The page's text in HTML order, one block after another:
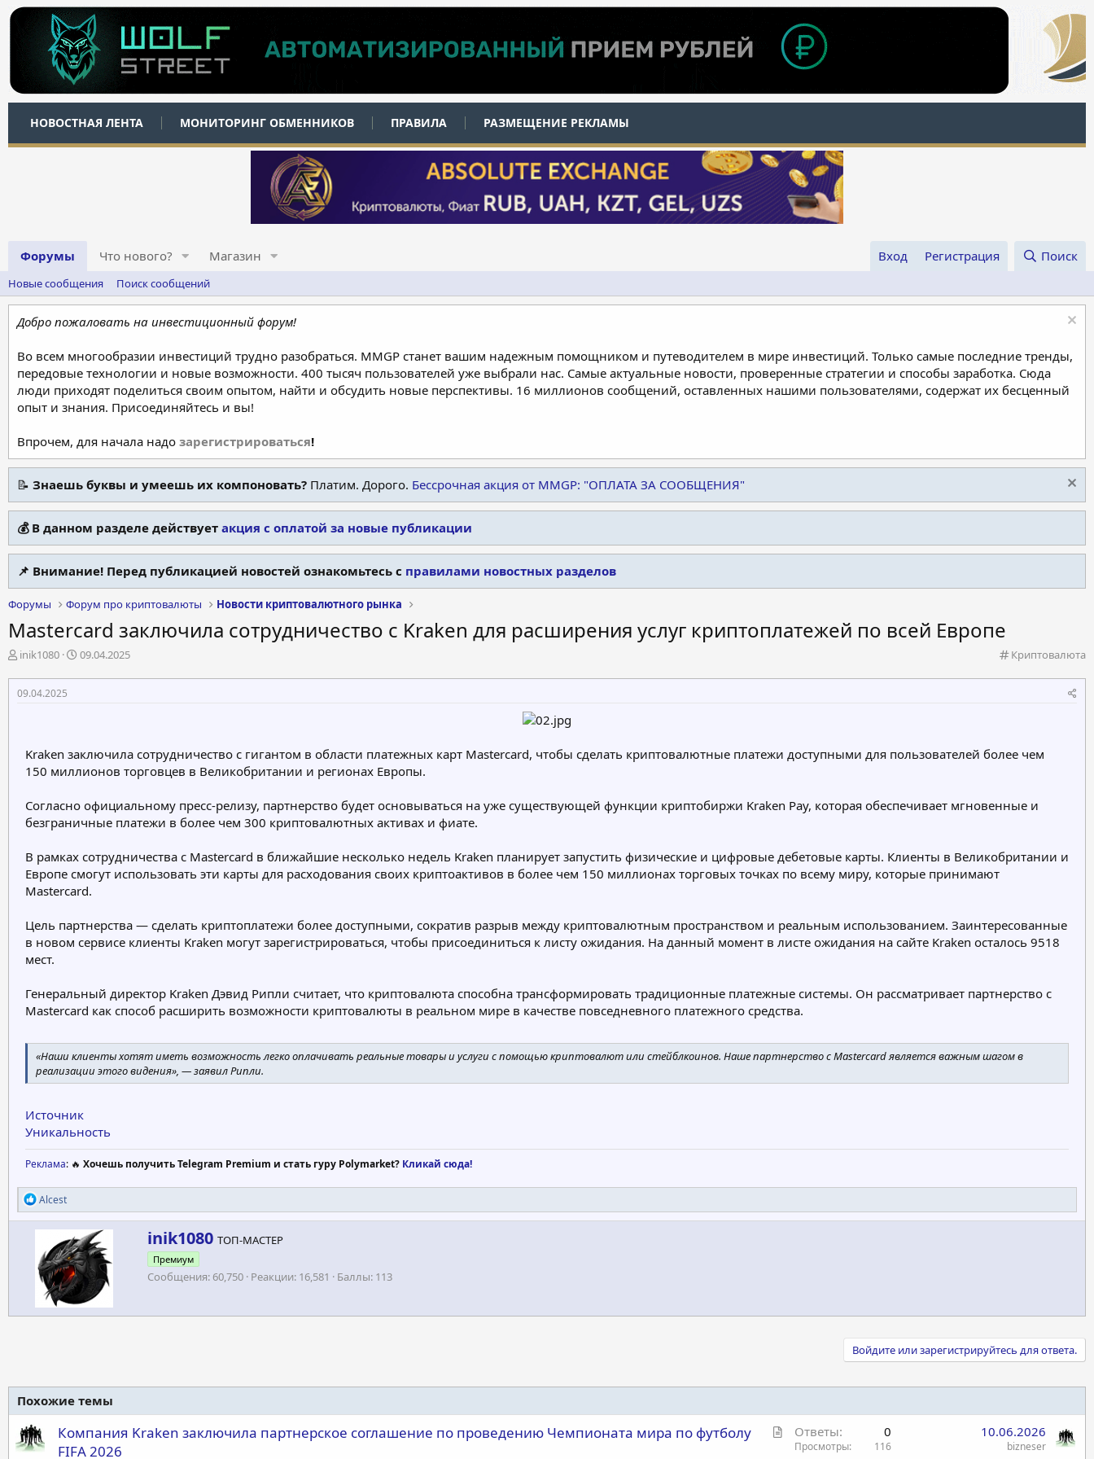
НОВОСТНАЯ ЛЕНТА МОНИТОРИНГ ОБМЕННИКОВ ПРАВИЛА РАЗМЕЩЕНИЕ РЕКЛАМЫ
Форумы Что нового? Магазин Вход Регистрация Поиск
Новые сообщения Поиск сообщений
Добро пожаловать на инвестиционный форум!
Во всем многообразии инвестиций трудно разобраться. MMGP станет вашим надежным помощником и путеводителем в мире инвестиций. Только самые последние тренды,
передовые технологии и новые возможности. 400 тысяч пользователей уже выбрали нас. Самые актуальные новости, проверенные стратегии и способы заработка. Сюда
люди приходят поделиться своим опытом, найти и обсудить новые перспективы. 16 миллионов сообщений, оставленных нашими пользователями, содержат их бесценный
опыт и знания. Присоединяйтесь и вы!
Впрочем, для начала надо зарегистрироваться!
📝 Знаешь буквы и умеешь их компоновать? Платим. Дорого. Бессрочная акция от MMGP: "ОПЛАТА ЗА СООБЩЕНИЯ"
💰 В данном разделе действует акция с оплатой за новые публикации
📌 Внимание! Перед публикацией новостей ознакомьтесь с правилами новостных разделов
Форумы Форум про криптовалюты Новости криптовалютного рынка
Mastercard заключила сотрудничество с Kraken для расширения услуг криптоплатежей по всей Европе
К
т
и
Криптовалюта
А
т
о
м
ы
inik1080
Д
т
а
л
09.04.2025
09.04.2025
Kraken заключила сотрудничество с гигантом в области платежных карт Mastercard, чтобы сделать криптовалютные платежи доступными для пользователей более чем
150 миллионов торговцев в Великобритании и регионах Европы.
Согласно официальному пресс-релизу, партнерство будет основываться на уже существующей функции криптобиржи Kraken Pay, которая обеспечивает мгновенные и
безграничные платежи в более чем 300 криптовалютных активах и фиате.
В рамках сотрудничества с Mastercard в ближайшие несколько недель Kraken планирует запустить физические и цифровые дебетовые карты. Клиенты в Великобритании и
Европе смогут использовать эти карты для расходования своих криптоактивов в более чем 150 миллионах торговых точках по всему миру, которые принимают
Mastercard.
Цель партнерства — сделать криптоплатежи более доступными, сократив разрыв между криптовалютным пространством и реальным использованием. Заинтересованные
в новом сервисе клиенты Kraken могут зарегистрироваться, чтобы присоединиться к листу ожидания. На данный момент в листе ожидания на сайте Kraken осталось 9518
мест.
Генеральный директор Kraken Дэвид Рипли считает, что криптовалюта способна трансформировать традиционные платежные системы. Он рассматривает партнерство с
Mastercard как способ расширить возможности криптовалюты в реальном мире в качестве повседневного платежного средства.
«Наши клиенты хотят иметь возможность легко оплачивать реальные товары и услуги с помощью криптовалют или стейблкоинов. Наше партнерство с Mastercard является важным шагом в
реализации этого видения», — заявил Рипли.
Источник
Уникальность
Реклама: 🔥 Хочешь получить Telegram Premium и стать гуру Polymarket? Кликай сюда!
Р
е
а
ц
и
и
Alcest
А
в
т
о
inik1080 ТОП-МАСТЕР
Премиум
Сообщения 60,750 Реакции 16,581 Баллы 113
Войдите или зарегистрируйтесь для ответа.
Похожие темы
С
Компания Kraken заключила партнерское соглашение по проведению Чемпионата мира по футболу
FIFA 2026
Ответы 0
Просмотры 116
10.06.2026
bizneser